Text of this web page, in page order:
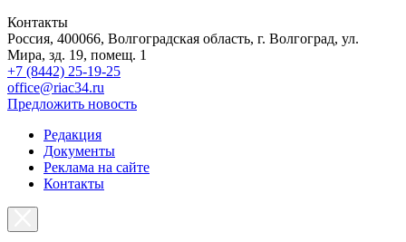
Контакты
Россия, 400066, Волгоградская область, г. Волгоград, ул.
Мира, зд. 19, помещ. 1
+7 (8442) 25-19-25
office@riac34.ru
Предложить новость
Редакция
Документы
Реклама на сайте
Контакты